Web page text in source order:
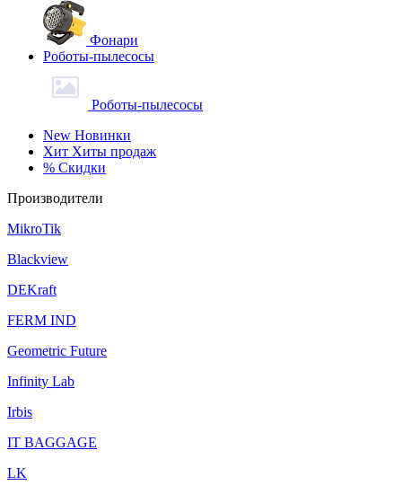
Фонари
Роботы-пылесосы
Роботы-пылесосы
New Новинки
Хит Хиты продаж
% Скидки
Производители
MikroTik
Blackview
DEKraft
FERM IND
Geometric Future
Infinity Lab
Irbis
IT BAGGAGE
LK